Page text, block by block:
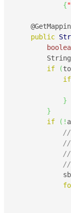
{
public
if
(
if
}
}
if
( !
//
//
//
//